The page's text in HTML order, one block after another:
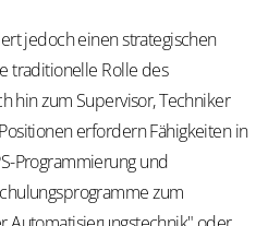
jedoch einen strategischen
traditionelle Rolle des
hin zum Supervisor, Techniker
erfordern Fähigkeiten in
Programmierung und
zum